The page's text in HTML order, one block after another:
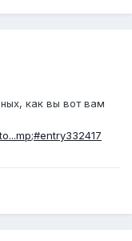
как вы вот вам